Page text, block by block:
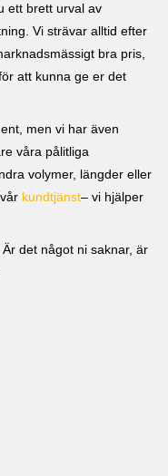
ett brett urval av
Vi strävar alltid efter
bra pris,
att kunna ge er det
men vi har även
våra pålitliga
volymer, längder eller
kundtjänst– vi hjälper
det något ni saknar, är